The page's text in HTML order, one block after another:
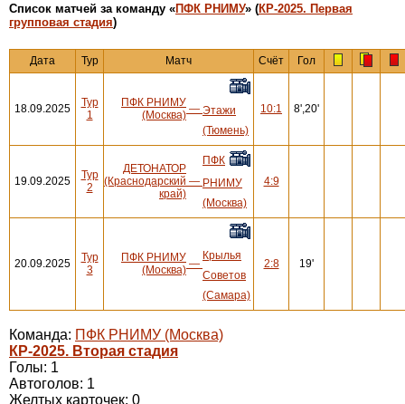
Cписок матчей за команду «ПФК РНИМУ» (КР-2025. Первая
групповая стадия)
Дата Тур Матч Счёт Гол
18.09.2025
Тур
1
ПФК РНИМУ
(Москва) — Этажи
(Тюмень)
10:1 8',20'
19.09.2025
Тур
2
ДЕТОНАТОР
(Краснодарский
край)
—
ПФК
РНИМУ
(Москва)
4:9
20.09.2025
Тур
3
ПФК РНИМУ
(Москва) —
Крылья
Советов
(Самара)
2:8 19'
Команда: ПФК РНИМУ (Москва)
КР-2025. Вторая стадия
Голы: 1
Автоголов: 1
Желтых карточек: 0